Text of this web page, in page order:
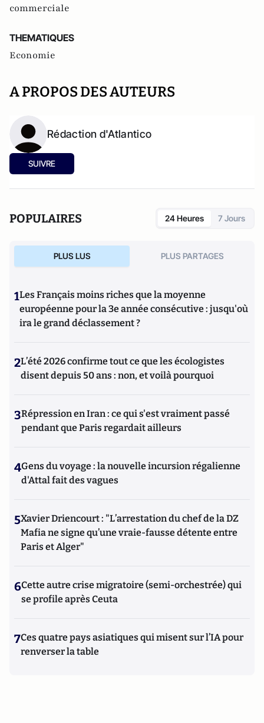
commerciale
THEMATIQUES
Economie
A PROPOS DES AUTEURS
Rédaction d'Atlantico
SUIVRE
POPULAIRES 24 Heures 7 Jours
PLUS LUS PLUS PARTAGES
1Les Français moins riches que la moyenne
européenne pour la 3e année consécutive : jusqu'où
ira le grand déclassement ?
2L’été 2026 confirme tout ce que les écologistes
disent depuis 50 ans : non, et voilà pourquoi
3Répression en Iran : ce qui s'est vraiment passé
pendant que Paris regardait ailleurs
4Gens du voyage : la nouvelle incursion régalienne
d'Attal fait des vagues
5Xavier Driencourt : "L’arrestation du chef de la DZ
Mafia ne signe qu’une vraie-fausse détente entre
Paris et Alger"
6Cette autre crise migratoire (semi-orchestrée) qui
se profile après Ceuta
7Ces quatre pays asiatiques qui misent sur l’IA pour
renverser la table